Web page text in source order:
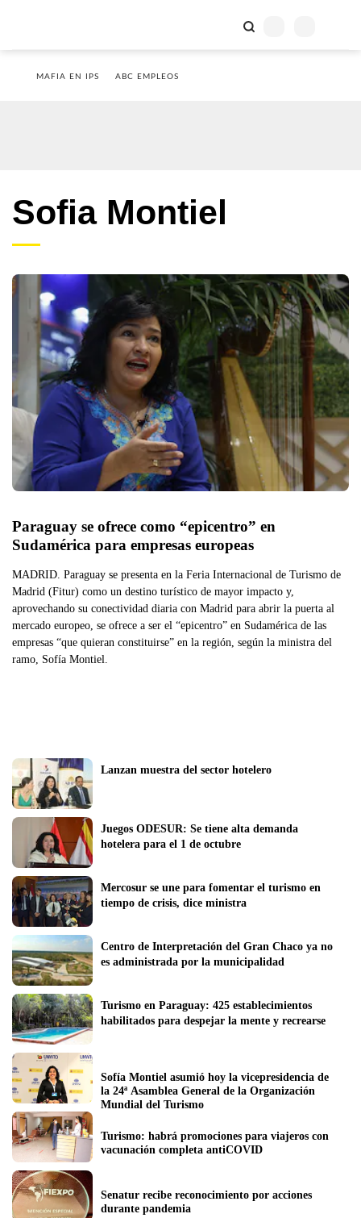
MAFIA EN IPS ABC EMPLEOS
Sofia Montiel
Paraguay se ofrece como “epicentro” en
Sudamérica para empresas europeas
MADRID. Paraguay se presenta en la Feria Internacional de Turismo de
Madrid (Fitur) como un destino turístico de mayor impacto y,
aprovechando su conectividad diaria con Madrid para abrir la puerta al
mercado europeo, se ofrece a ser el “epicentro” en Sudamérica de las
empresas “que quieran constituirse” en la región, según la ministra del
ramo, Sofía Montiel.
Lanzan muestra del sector hotelero
Juegos ODESUR: Se tiene alta demanda
Mercosur se une para fomentar el turismo en
Centro de Interpretación del Gran Chaco ya no
Turismo en Paraguay: 425 establecimientos
Sofía Montiel asumió hoy la vicepresidencia de
la 24ª Asamblea General de la Organización
Mundial del Turismo
Turismo: habrá promociones para viajeros con
vacunación completa antiCOVID
Senatur recibe reconocimiento por acciones
durante pandemia